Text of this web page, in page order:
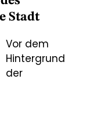
Stadt
Vor dem
Hintergrund
der